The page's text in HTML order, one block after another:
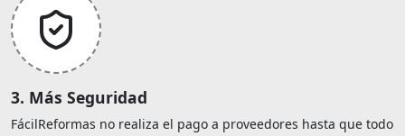
3. Más Seguridad
FácilReformas no realiza el pago a proveedores hasta que todo